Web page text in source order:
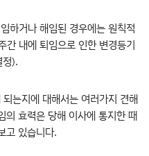
하거나 해임된 경우에는 원칙적
간 내에 퇴임으로 인한 변경등기
).
는지에 대해서는 여러가지 견해
의 효력은 당해 이사에 통지한 때
고 있습니다.